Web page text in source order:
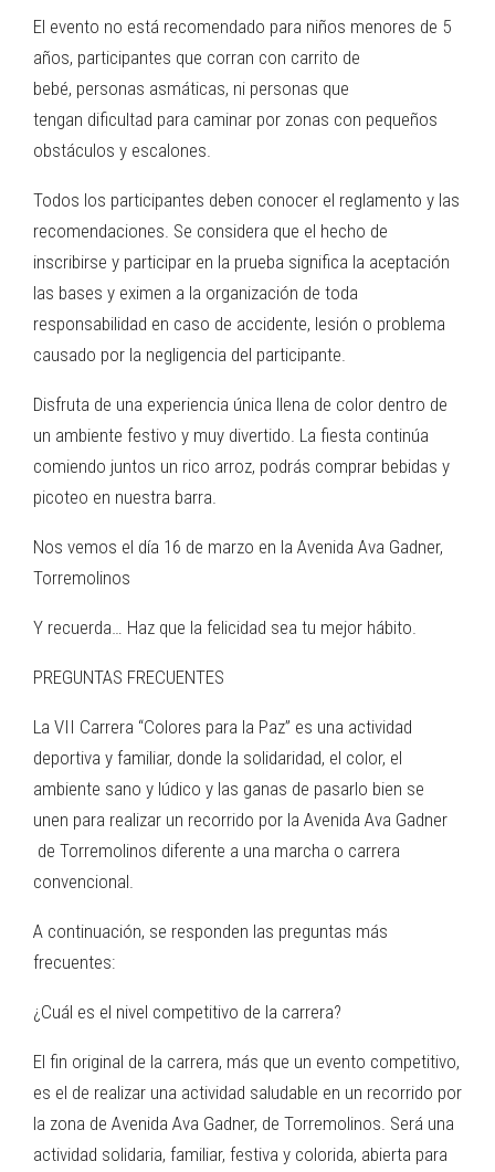
El evento no está recomendado para niños menores de 5
años, participantes que corran con carrito de
bebé, personas asmáticas, ni personas que
tengan dificultad para caminar por zonas con pequeños
obstáculos y escalones.
Todos los participantes deben conocer el reglamento y las
recomendaciones. Se considera que el hecho de
inscribirse y participar en la prueba significa la aceptación
las bases y eximen a la organización de toda
responsabilidad en caso de accidente, lesión o problema
causado por la negligencia del participante.
Disfruta de una experiencia única llena de color dentro de
un ambiente festivo y muy divertido. La fiesta continúa
comiendo juntos un rico arroz, podrás comprar bebidas y
picoteo en nuestra barra.
Nos vemos el día 16 de marzo en la Avenida Ava Gadner,
Torremolinos
Y recuerda… Haz que la felicidad sea tu mejor hábito.
PREGUNTAS FRECUENTES
La VII Carrera “Colores para la Paz” es una actividad
deportiva y familiar, donde la solidaridad, el color, el
ambiente sano y lúdico y las ganas de pasarlo bien se
unen para realizar un recorrido por la Avenida Ava Gadner
de Torremolinos diferente a una marcha o carrera
convencional.
A continuación, se responden las preguntas más
frecuentes:
¿Cuál es el nivel competitivo de la carrera?
El fin original de la carrera, más que un evento competitivo,
es el de realizar una actividad saludable en un recorrido por
la zona de Avenida Ava Gadner, de Torremolinos. Será una
actividad solidaria, familiar, festiva y colorida, abierta para